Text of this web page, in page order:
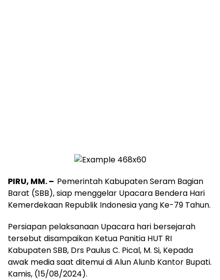
PIRU, MM. – Pemerintah Kabupaten Seram Bagian
Barat (SBB), siap menggelar Upacara Bendera Hari
Kemerdekaan Republik Indonesia yang Ke-79 Tahun.
Persiapan pelaksanaan Upacara hari bersejarah
tersebut disampaikan Ketua Panitia HUT RI
Kabupaten SBB, Drs Paulus C. Pical, M. Si, Kepada
awak media saat ditemui di Alun Alunb Kantor Bupati.
Kamis, (15/08/2024).